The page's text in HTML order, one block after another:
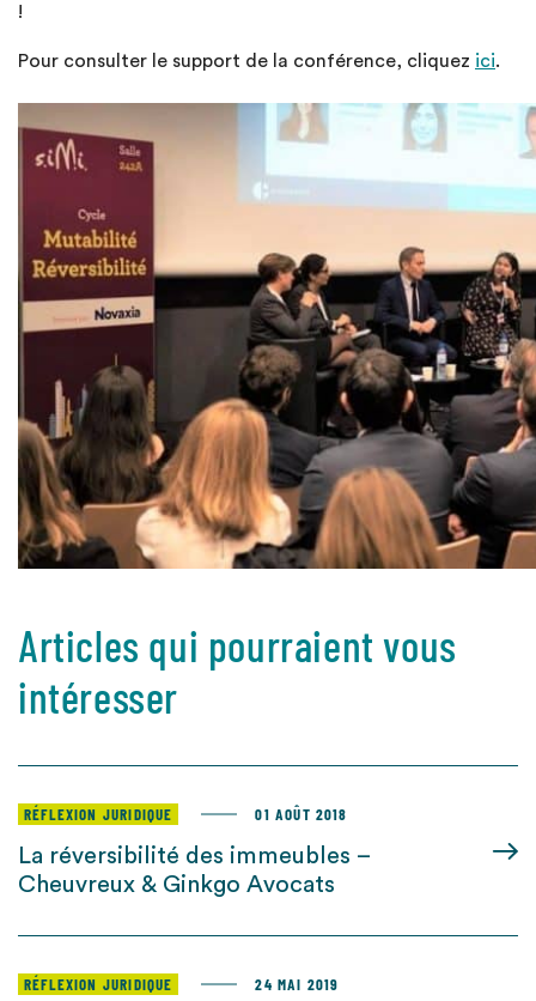
!
Pour consulter le support de la conférence, cliquez ici.
Articles qui pourraient vous
intéresser
RÉFLEXION JURIDIQUE 01 AOÛT 2018
La réversibilité des immeubles –
Cheuvreux & Ginkgo Avocats
RÉFLEXION JURIDIQUE 24 MAI 2019